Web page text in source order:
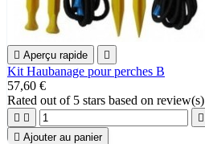
 Aperçu rapide 
Kit Haubanage pour perches B
57,60 €
Rated out of 5 stars based on review(s)
  
 Ajouter au panier